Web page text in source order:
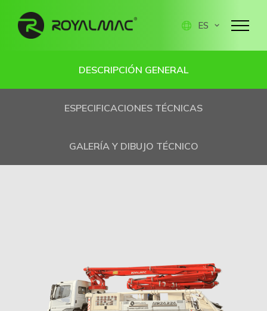
ES
DESCRIPCIÓN GENERAL
ESPECIFICACIONES TÉCNICAS
GALERÍA Y DIBUJO TÉCNICO